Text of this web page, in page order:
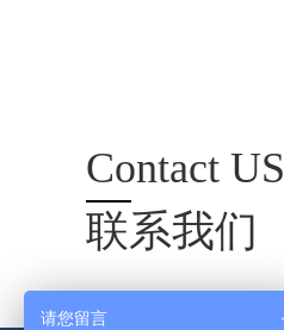
Contact US
联系我们
请您留言